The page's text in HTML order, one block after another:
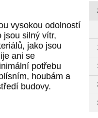
vysokou odolností
jsou silný vítr,
jako jsou
ani se
potřebu
houbám a
budovy.